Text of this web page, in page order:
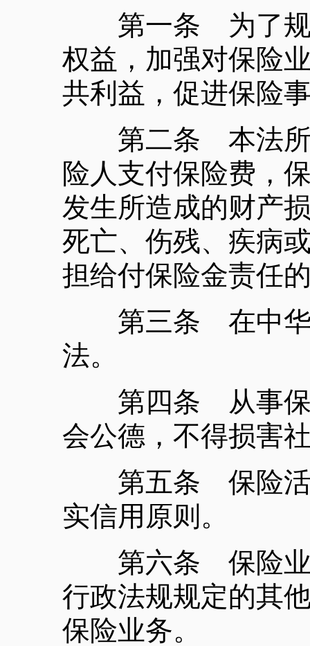
第一条 为了规范
权益，加强对保险
共利益，促进保险
第二条 本法所称
险人支付保险费，
发生所造成的财产
死亡、伤残、疾病
担给付保险金责任
第三条 在中华人
法。
第四条 从事保险
会公德，不得损害
第五条 保险活动
实信用原则。
第六条 保险业务
行政法规规定的其
保险业务。